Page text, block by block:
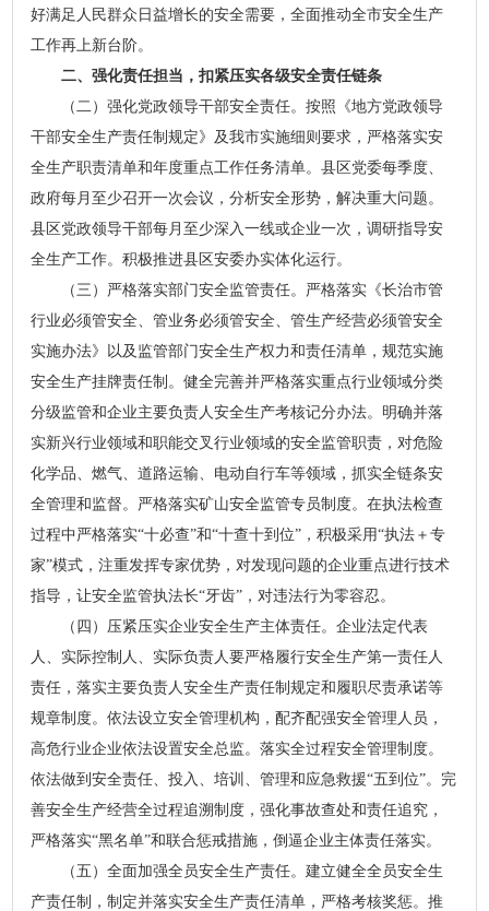
好满足人民群众日益增长的安全需要，全面推动全市安全生产
工作再上新台阶。
二、强化责任担当，扣紧压实各级安全责任链条
（二）强化党政领导干部安全责任。按照《地方党政领导
干部安全生产责任制规定》及我市实施细则要求，严格落实安
全生产职责清单和年度重点工作任务清单。县区党委每季度、
政府每月至少召开一次会议，分析安全形势，解决重大问题。
县区党政领导干部每月至少深入一线或企业一次，调研指导安
全生产工作。积极推进县区安委办实体化运行。
（三）严格落实部门安全监管责任。严格落实《长治市管
行业必须管安全、管业务必须管安全、管生产经营必须管安全
实施办法》以及监管部门安全生产权力和责任清单，规范实施
安全生产挂牌责任制。健全完善并严格落实重点行业领域分类
分级监管和企业主要负责人安全生产考核记分办法。明确并落
实新兴行业领域和职能交叉行业领域的安全监管职责，对危险
化学品、燃气、道路运输、电动自行车等领域，抓实全链条安
全管理和监督。严格落实矿山安全监管专员制度。在执法检查
过程中严格落实“十必查”和“十查十到位”，积极采用“执法＋专
家”模式，注重发挥专家优势，对发现问题的企业重点进行技术
指导，让安全监管执法长“牙齿”，对违法行为零容忍。
（四）压紧压实企业安全生产主体责任。企业法定代表
人、实际控制人、实际负责人要严格履行安全生产第一责任人
责任，落实主要负责人安全生产责任制规定和履职尽责承诺等
规章制度。依法设立安全管理机构， 配齐配强安全管理人员，
高危行业企业依法设置安全总监。落实全过程安全管理制度。
依法做到安全责任、投入、培训、管理和应急救援“五到位”。完
善安全生产经营全过程追溯制度，强化事故查处和责任追究，
严格落实“黑名单”和联合惩戒措施，倒逼企业主体责任落实。
（五）全面加强全员安全生产责任。建立健全全员安全生
产责任制 ，制定并落实安全生产责任清单 ，严格考核奖惩。推